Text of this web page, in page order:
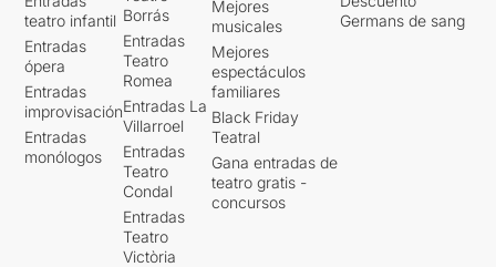
teatro infantil
Entradas
ópera
Entradas
improvisación
Entradas
monólogos
Borrás
Entradas
Teatro
Romea
Entradas La
Villarroel
Entradas
Teatro
Condal
Entradas
Teatro
Victòria
Mejores
musicales
Mejores
espectáculos
familiares
Black Friday
Teatral
Gana entradas de
teatro gratis -
concursos
Germans de sang